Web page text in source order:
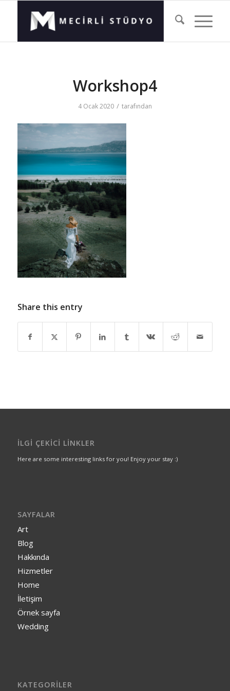
Workshop4
4 Ocak 2020 / tarafından
Share this entry
İLGI ÇEKICI LINKLER
Here are some interesting links for you! Enjoy your stay :)
SAYFALAR
Art
Blog
Hakkında
Hizmetler
Home
İletişim
Örnek sayfa
Wedding
KATEGORILER